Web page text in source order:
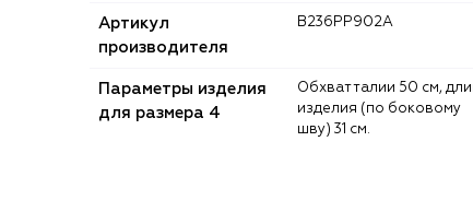
Артикул
производителя
B236PP902A
Параметры изделия
для размера 4
Обхват талии 50 см, длина
изделия (по боковому
шву) 31 см.